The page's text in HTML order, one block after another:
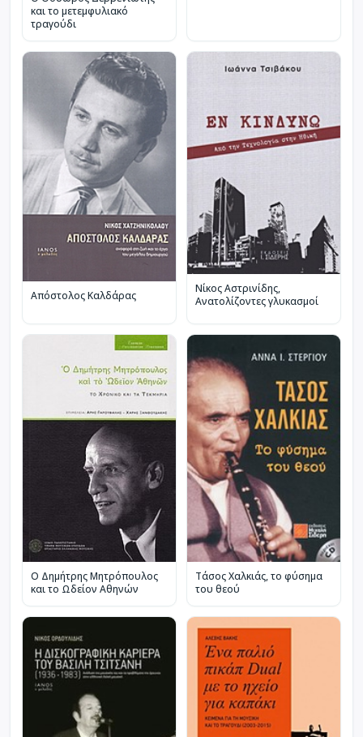
και το μετεμφυλιακό
τραγούδι
Απόστολος Καλδάρας
Νίκος Αστρινίδης,
Ανατολίζοντες γλυκασμοί
Ο Δημήτρης Μητρόπουλος
και το Ωδείον Αθηνών
Τάσος Χαλκιάς, το φύσημα
του θεού